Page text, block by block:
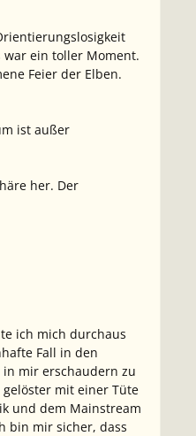
war ein toller Moment.
Feier der Elben.
ist außer
her. Der
ich mich durchaus
Fall in den
in mir erschaudern zu
mit einer Tüte
und dem Mainstream
bin mir sicher, dass